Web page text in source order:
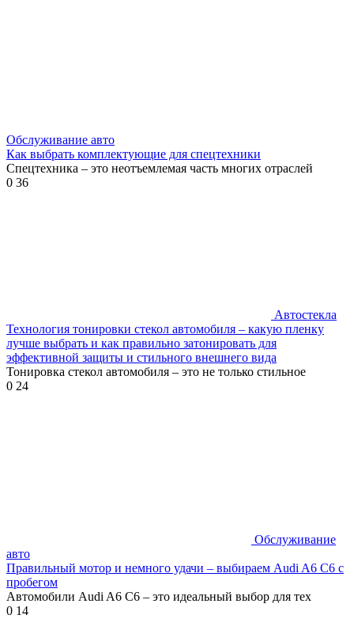
Обслуживание авто
Как выбрать комплектующие для спецтехники
Спецтехника – это неотъемлемая часть многих отраслей
0 36
Автостекла
Технология тонировки стекол автомобиля – какую пленку
лучше выбрать и как правильно затонировать для
эффективной защиты и стильного внешнего вида
Тонировка стекол автомобиля – это не только стильное
0 24
Обслуживание
авто
Правильный мотор и немного удачи – выбираем Audi A6 C6 с
пробегом
Автомобили Audi A6 C6 – это идеальный выбор для тех
0 14